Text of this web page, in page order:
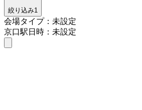
絞り込み1
会場タイプ：未設定
京口駅日時：未設定